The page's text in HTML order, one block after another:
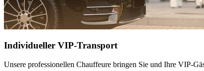
Individueller VIP-Transport
Unsere professionellen Chauffeure bringen Sie und Ihre VIP-